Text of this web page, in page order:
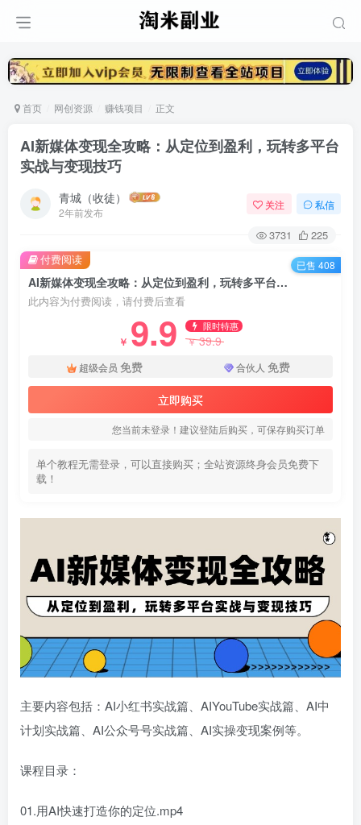
首页 网创资源 赚钱项目 正文
AI新媒体变现全攻略：从定位到盈利，玩转多平台
实战与变现技巧
青城（收徒）
2年前发布
关注 私信
3731 225
AI新媒体变现全攻略：从定位到盈利，玩转多平台实战与变现技巧
此内容为付费阅读，请付费后查看
￥ 9.9 限时特惠
￥39.9
超级会员 免费 合伙人 免费
立即购买
您当前未登录！建议登陆后购买，可保存购买订单
单个教程无需登录，可以直接购买；全站资源终身会员免费下
载！
付费阅读 已售 408
主要内容包括：AI小红书实战篇、AIYouTube实战篇、AI中
计划实战篇、AI公众号号实战篇、AI实操变现案例等。
课程目录：
01.用AI快速打造你的定位.mp4